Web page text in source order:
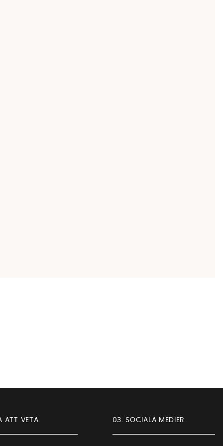
ATT VETA 03. SOCIALA MEDIER